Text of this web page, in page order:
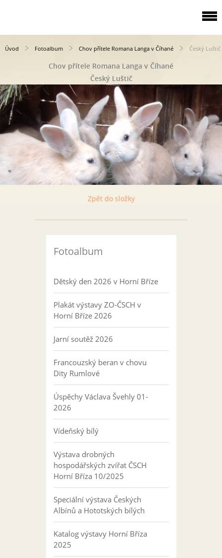
Úvod Fotoalbum Chov přítele Romana Langa v Číhané Český Luštič
Chov přítele Romana Langa v Číhané
Český Luštič
Zpět do složky
Fotoalbum
Dětský den 2026 v Horní Bříze
Plakát výstavy ZO-ČSCH v
Horní Bříze 2026
Jarní soutěž 2026
Francouzský beran v chovu
Dity Rumlové
Úspěchy Václava Švehly 01-
2026
Vídeňský bílý
Výstava drobných
hospodářských zvířat ČSCH
Horní Bříza 10/2025
Speciální výstava Českých
Albínů a Hototských bílých
Katalog výstavy Horní Bříza
2025